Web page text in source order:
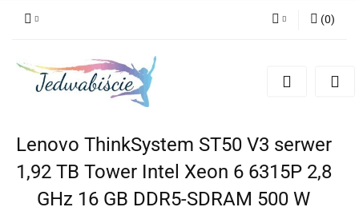
Zarejestruj się
(0)
Lenovo ThinkSystem ST50 V3 serwer
1,92 TB Tower Intel Xeon 6 6315P 2,8
GHz 16 GB DDR5-SDRAM 500 W